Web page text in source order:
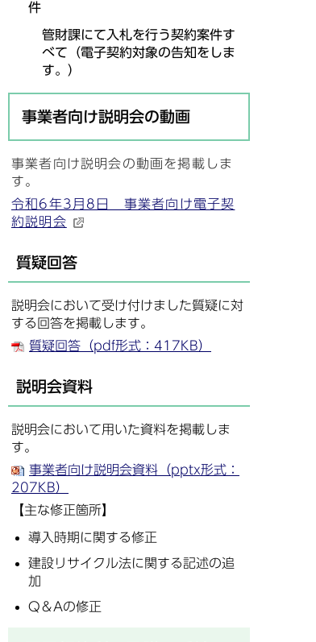
件
管財課にて入札を行う契約案件す
べて （電子契約対象の告知をしま
す。）
事業者向け説明会の動画
事業者向け説明会の動画を掲載しま
す。
令和6年3月8日 事業者向け電子契
約説明会
質疑回答
説明会において受け付けました質疑に対
する回答を掲載します。
質疑回答（pdf形式：417KB）
説明会資料
説明会において用いた資料を掲載しま
す。
事業者向け説明会資料（pptx形式：
207KB）
【主な修正箇所】
導入時期に関する修正
建設リサイクル法に関する記述の追
加
Q＆Aの修正